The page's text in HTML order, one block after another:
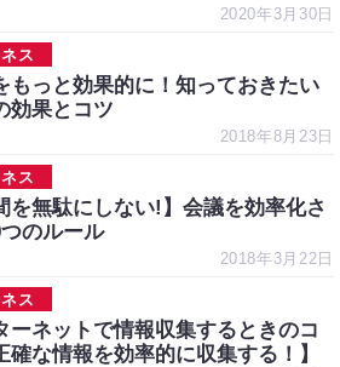
2020年3月30日
ス
もっと効果的に！知っておきたい
効果とコツ
2018年8月23日
ス
を無駄にしない!】会議を効率化さ
のルール
2018年3月22日
ス
ーネットで情報収集するときのコ
確な情報を効率的に収集する！】